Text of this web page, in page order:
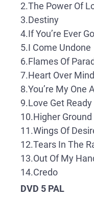
2.The Power Of
3.Destiny
4.If You’re Ever
5.I Come Undone
6.Flames Of
7.Heart Over Mind
8.You’re My One
9.Love Get Ready
10.Higher Ground
11.Wings Of
12.Tears In The
13.Out Of My
14.Credo
DVD 5 PAL